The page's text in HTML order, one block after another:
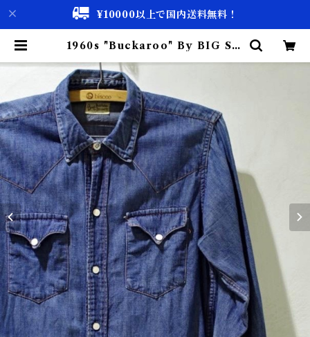
¥10000以上で国内送料無料！
1960s "Buckaroo" By BIG SM
ジ デニム ウェスターン シャツ | 古
着屋 仙台 biscco【古着 & Vinta
ge 通販】